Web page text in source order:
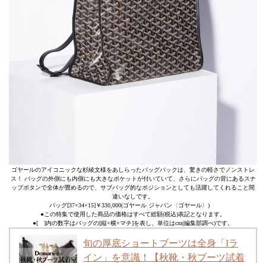
ゴヤールのアイコニックな杉綾文様をあしらったバッグパックは、驚きの軽さでノンストレ
ス！ バッグの外側にも内側にも大きなポケットが付いていて、さらにバッグの背にあるスナ
ップボタンで全体が畳めるので、サブバッグ的なポジションとしても活躍してくれること間
違いなしです。
バッグ[37×34×15]￥330,000(ゴヤール ジャパン〈ゴヤール〉)
●この特集で使用した商品の価格はすべて総額(税込)表記となります。
●[ ]内の数字はバッグの[縦×横×マチ]を表し、単位はcm(編集部調べ)です。
旬の厚底ショートブーツは全身「Iラ
イン」を意識！【秋靴・秋ブーツ試着